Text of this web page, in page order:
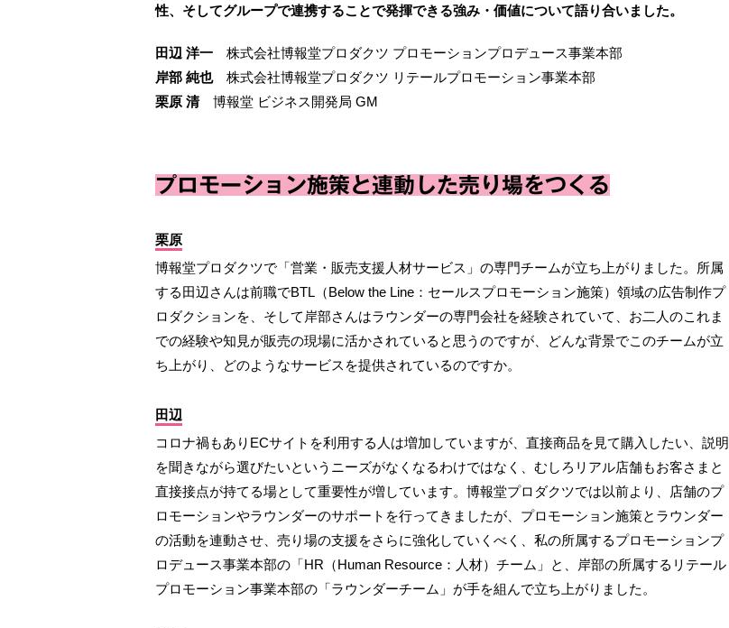
性、そしてグループで連携することで発揮できる強み・価値について語り合いました。
田辺 洋一 株式会社博報堂プロダクツ プロモーションプロデュース事業本部
岸部 純也株式会社博報堂プロダクツ リテールプロモーション事業本部
栗原 清博報堂 ビジネス開発局 GM
プロモーション施策と連動した売り場をつくる
栗原
博報堂プロダクツで「営業・販売支援人材サービス」の専門チームが立ち上がりました。所属
する田辺さんは前職でBTL（Below the Line：セールスプロモーション施策）領域の広告制作プ
ロダクションを、そして岸部さんはラウンダーの専門会社を経験されていて、お二人のこれま
での経験や知見が販売の現場に活かされていると思うのですが、どんな背景でこのチームが立
ち上がり、どのようなサービスを提供されているのですか。
田辺
コロナ禍もありECサイトを利用する人は増加していますが、直接商品を見て購入したい、説明
を聞きながら選びたいというニーズがなくなるわけではなく、むしろリアル店舗もお客さまと
直接接点が持てる場として重要性が増しています。博報堂プロダクツでは以前より、店舗のプ
ロモーションやラウンダーのサポートを行ってきましたが、プロモーション施策とラウンダー
の活動を連動させ、売り場の支援をさらに強化していくべく、私の所属するプロモーションプ
ロデュース事業本部の「HR（Human Resource：人材）チーム」と、岸部の所属するリテール
プロモーション事業本部の「ラウンダーチーム」が手を組んで立ち上がりました。